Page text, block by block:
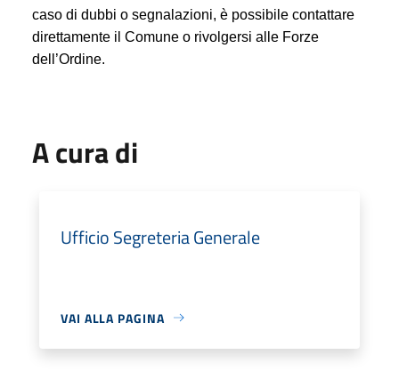
caso di dubbi o segnalazioni, è possibile contattare
direttamente il Comune o rivolgersi alle Forze
dell’Ordine.
A cura di
Ufficio Segreteria Generale
VAI ALLA PAGINA